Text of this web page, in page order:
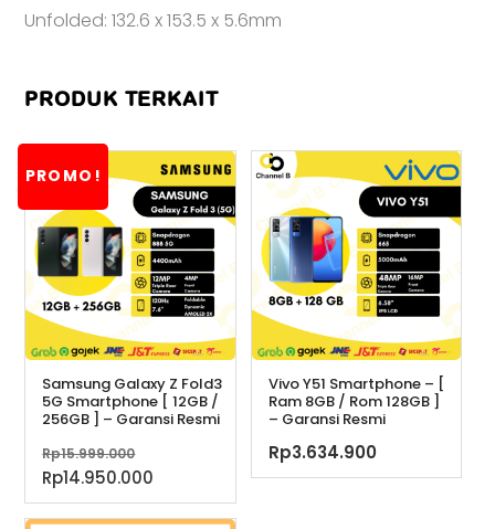
Unfolded: 132.6 x 153.5 x 5.6mm
PRODUK TERKAIT
PROMO!
Samsung Galaxy Z Fold3
5G Smartphone [ 12GB /
256GB ] – Garansi Resmi
Rp15.999.000
aslinya
adalah:
Rp15.999.000.
Rp14.950.000
saat
Vivo Y51 Smartphone – [
Ram 8GB / Rom 128GB ]
– Garansi Resmi
Rp3.634.900